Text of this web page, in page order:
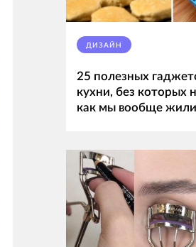
ДИЗАЙН
25 полезных
кухни, без которых
как мы вообще жили